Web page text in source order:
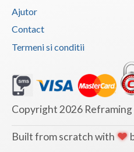
Ajutor
Contact
Termeni si conditii
Copyright 2026 Reframing
Built from scratch with